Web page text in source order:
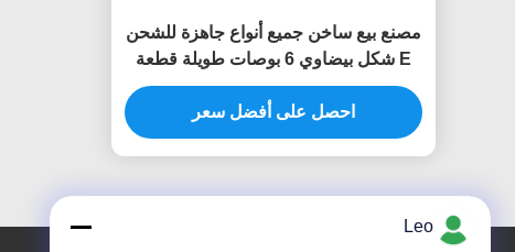
مصنع بيع ساخن جميع أنواع جاهزة للشحن
E شكل بيضاوي 6 بوصات طويلة قطعة
مزدوجة فولفستين الفولاذ الصلبة الكربويد
الصلبة
احصل على أفضل سعر
Leo